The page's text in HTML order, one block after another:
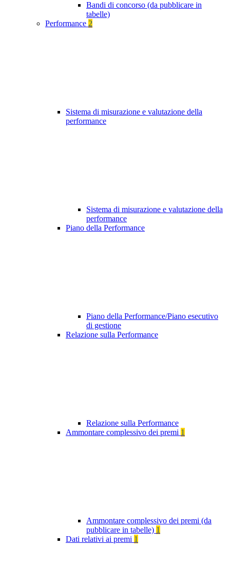
Bandi di concorso (da pubblicare in
tabelle)
Performance 2
Sistema di misurazione e valutazione della
performance
Sistema di misurazione e valutazione della
performance
Piano della Performance
Piano della Performance/Piano esecutivo
di gestione
Relazione sulla Performance
Relazione sulla Performance
Ammontare complessivo dei premi 1
Ammontare complessivo dei premi (da
pubblicare in tabelle) 1
Dati relativi ai premi 1